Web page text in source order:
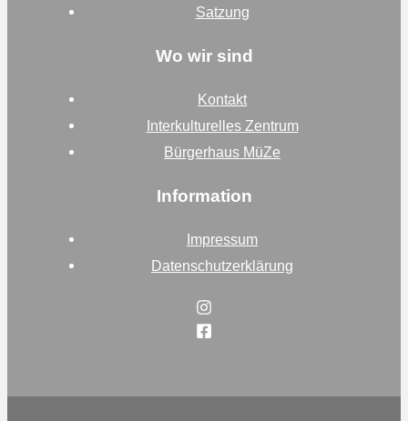
Satzung
Wo wir sind
Kontakt
Interkulturelles Zentrum
Bürgerhaus MüZe
Information
Impressum
Datenschutzerklärung